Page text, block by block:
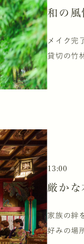
和の風
メイク完
貸切の竹
13:00
厳かな
家族の絆
好みの場